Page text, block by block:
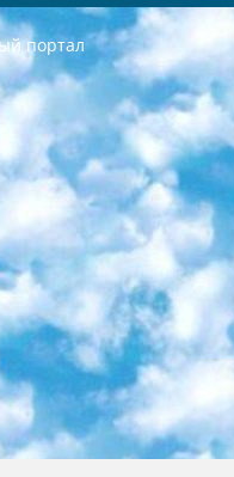
портал
условий; итоговая аттестация на основании разработанного предметного задания разработка вопросов по предметам (устно и письменно), экзамен передача; общеобразовательные средние школы и специальные учебные заведения учащиеся выпускных классов школ и интернатов в агентской системе подготовка базы данных экзаменационных материалов и критериев оценки; перевод базы экзаменационных материалов на все языки обучения подать в Республиканский образовательный центр для изготовления; варианты экзаменов на основе разработанных контрольных материалов пусть будут поставлены задачи формирования. 3. Республиканский образовательный центр (Ш.Худайкулов) до 5 апреля 2024 года. до: база данных предоставленных экзаменационных материалов на все языки обучения перевод и экспертиза; для слепых, слабовидящих, глухих, слабослышащих и умственно отсталых детей учащиеся выпускных классов специализированных школ и школ-интернатов база данных экзаменационных материалов на всех преподаваемых языках подготовка критериев оценки; специализированные школы для умственно отсталых детей и технологии для учащихся выпускных классов школ-интернатов разработка соответствующих рекомендаций и критериев проведения ЕГЭ по естествознанию давать задания. 4. Педагогический при специализированных образовательных учреждениях. Научно-практический центр навыков и международной оценки (Д.Давидова), Республика образовательный центр (Худайкулов Ш.) итоговый государственный аттестационный экзамен ориентирован на творческое и логическое мышление при подготовке базы материалов учитывать введение заданий. 5. Следует отметить, что: сертификат государственного образца о знании общеобразовательного предмета и как минимум национальный уровень B1 по предметам на иностранных языках, указанным в Приложении 2. или международно признанный сертификат эквивалентного уровня студенты, изучающие определенный предмет,